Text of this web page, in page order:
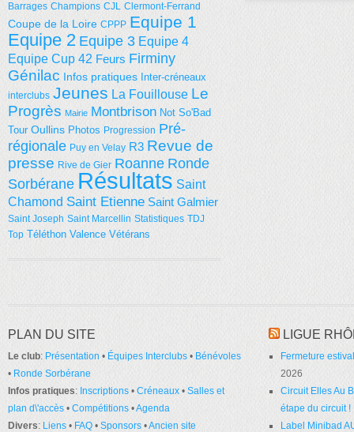
Barrages Champions CJL Clermont-Ferrand
Coupe de la Loire CPPP Equipe 1
Equipe 2 Equipe 3 Equipe 4
Equipe Cup 42 Feurs Firminy
Génilac Infos pratiques Inter-créneaux
interclubs Jeunes La Fouillouse Le
Progrès Mairie Montbrison Not So'Bad
Tour Oullins Photos Progression Pré-
régionale Puy en Velay R3 Revue de
presse Rive de Gier Roanne Ronde
Sorbérane Résultats Saint
Chamond Saint Etienne Saint Galmier
Saint Joseph Saint Marcellin Statistiques TDJ
Top Téléthon Valence Vétérans
PLAN DU SITE
Le club: Présentation • Équipes Interclubs • Bénévoles
• Ronde Sorbérane
Infos pratiques: Inscriptions • Créneaux • Salles et
plan d\'accès • Compétitions •Agenda
Divers: Liens • FAQ • Sponsors •Ancien site
LIGUE
Fermeture
2026
Circuit Elles Au
étape du circuit !
Label Minibad